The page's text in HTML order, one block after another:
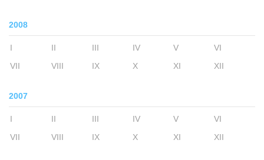
2008
I II III IV V
VI
VII
VIII IX X XI XII
2007
I II III IV V
VI
VII
VIII IX X XI XII